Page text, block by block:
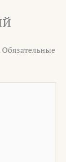
Обязательные